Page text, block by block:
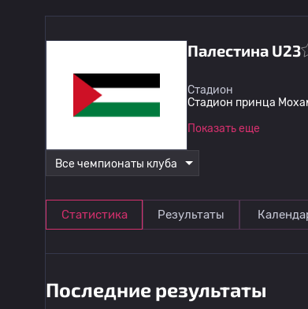
Палестина U23
Стадион
Стадион принца
Показать еще
Все чемпионаты клуба
Статистика Результаты
Последние результаты